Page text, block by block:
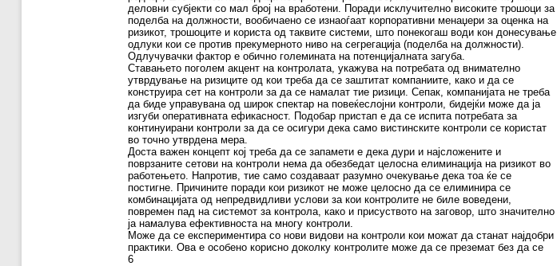
деловни субјекти со мал број на вработени. Поради исклучително високите трошоци за
поделба на должности, вообичаено се изнаоѓаат корпоративни менаџери за оценка на
ризикот, трошоците и користа од таквите системи, што понекогаш води кон донесување
одлуки кои се против прекумерното ниво на сегрегација (поделба на должности).
Одлучувачки фактор е обично големината на потенцијалната загуба.
Ставањето поголем акцент на контролата, укажува на потребата од внимателно
утврдување на ризиците од кои треба да се заштитат компаниите, како и да се
конструира сет на контроли за да се намалат тие ризици. Сепак, компанијата не треба
да биде управувана од широк спектар на повеќеслојни контроли, бидејќи може да ја
изгуби оперативната ефикасност. Подобар пристап е да се испита потребата за
континуирани контроли за да се осигури дека само вистинските контроли се користат
во точно утврдена мера.
Доста важен концепт кој треба да се запамети е дека дури и најсложените и
поврзаните сетови на контроли нема да обезбедат целосна елиминација на ризикот во
работењето. Напротив, тие само создаваат разумно очекување дека тоа ќе се
постигне. Причините поради кои ризикот не може целосно да се елиминира се
комбинацијата од непредвидливи услови за кои контролите не биле воведени,
повремен пад на системот за контрола, како и присуството на заговор, што значително
ја намалува ефективноста на многу контроли.
Може да се експериментира со нови видови на контроли кои можат да станат најдобри
практики. Ова е особено корисно доколку контролите може да се преземат без да се
6